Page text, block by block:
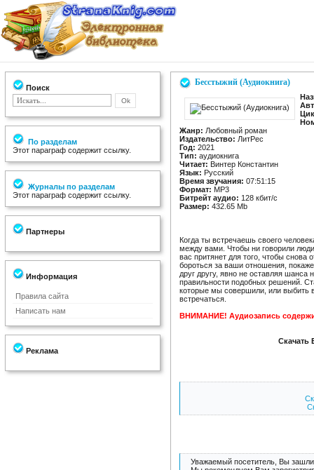
Поиск
По разделам
Этот параграф содержит ссылку.
Журналы по разделам
Этот параграф содержит ссылку.
Партнеры
Информация
Правила сайта
Написать нам
Реклама
Бесстыжий (Аудиокнига)
Жанр: Любовный роман
Издательство: ЛитРес
Год: 2021
Тип: аудиокнига
Читает: Винтер Константин
Язык: Русский
Время звучания: 07:51:15
Формат: MP3
Битрейт аудио: 128 кбит/c
Размер: 432.65 Mb
Когда ты встречаешь своего
между вами. Чтобы ни говорили
вас притянет для того, чтобы снова
бороться за ваши отношения,
друг другу, явно не оставляя
правильности подобных решений.
которые мы совершили, или выбить
встречаться.
ВНИМАНИЕ! Аудиозапись
Скачать
Уважаемый посетитель, Вы зашли